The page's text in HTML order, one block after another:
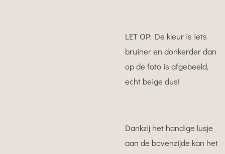
LET OP: De kleur is iets
bruiner en donkerder dan
op de foto is afgebeeld,
echt beige dus!
Dankzij het handige lusje
aan de bovenzijde kan het